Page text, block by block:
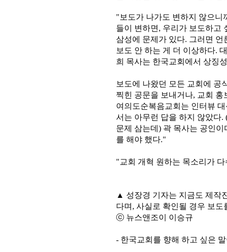
"보도가 나가도 변하지 않으니
들이 변하면, 우리가 보도하고
삼성에 문제가 있다. 그러면
보도 안 하는 게 더 이상하다.
희 목사는 한국교회에서 상징
보도에 나왔던 모든 교회에 공
찍힌 공문을 보내거나, 교회
여의도순복음교회는 인터뷰
서는 아무런 답을 하지 않았다
문제 삼는데) 곽 목사는 공인
를 해야 했다."
"교회 개혁 원하는 목소리가
▲ 성장경 기자는 지금도 제작
다며, 사실로 확인될 경우 보
ⓒ 뉴스앤조이 이승규
- 한국교회를 향해 하고 싶은